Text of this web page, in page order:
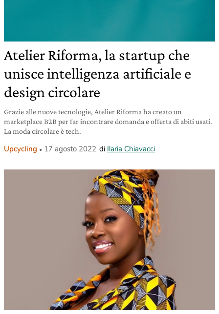
Atelier Riforma, la startup che
unisce intelligenza artificiale e
design circolare
Grazie alle nuove tecnologie, Atelier Riforma ha creato un
marketplace B2B per far incontrare domanda e offerta di abiti usati.
La moda circolare è tech.
Upcycling 17 agosto 2022 di Ilaria Chiavacci